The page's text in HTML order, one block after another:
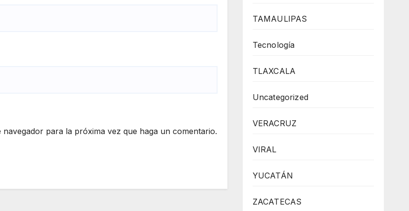
para la próxima vez que haga un comentario.
TAMAULIPAS
Tecnología
TLAXCALA
Uncategorized
VERACRUZ
VIRAL
YUCATÁN
ZACATECAS